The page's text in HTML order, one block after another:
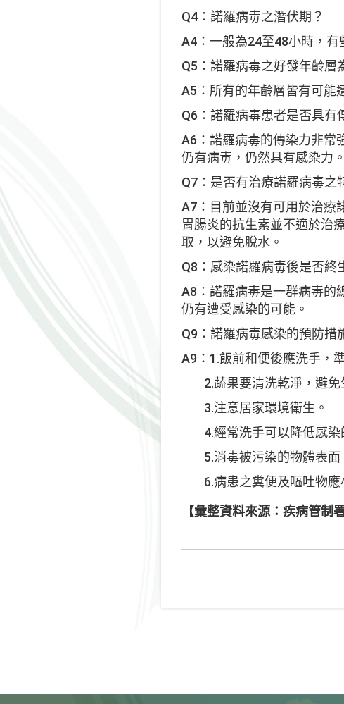
Q4：諾羅病毒之潛伏期？
A4：一般為24至48小時，有
Q5：諾羅病毒之好發年齡層
A5：所有的年齡層皆有可能
Q6：諾羅病毒患者是否具有
A6：諾羅病毒的傳染力非常
仍有病毒，仍然具有感染力。
Q7：是否有治療諾羅病毒之
A7：目前並沒有可用於治療
胃腸炎的抗生素並不適於治
取，以避免脫水。
Q8：感染諾羅病毒後是否終
A8：諾羅病毒是一群病毒的
仍有遭受感染的可能。
Q9：諾羅病毒感染的預防措
A9：1.飯前和便後應洗手，
2.蔬果要清洗乾淨，避免
3.注意居家環境衛生。
4.經常洗手可以降低感染
5.消毒被污染的物體表面
6.病患之糞便及嘔吐物應
【彙整資料來源：疾病管制署